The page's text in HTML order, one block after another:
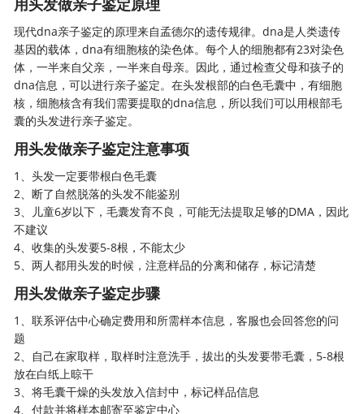
用头发做亲子鉴定原理
现代dna亲子鉴定的原理来自孟德尔的遗传规律。dna是人类遗传
基因的载体，dna有细胞核的染色体。每个人的细胞都有23对染色
体，一半来自父亲，一半来自母亲。因此，通过检查父母和孩子的
dna信息，可以进行亲子鉴定。在头发根部的白色毛囊中，有细胞
核，细胞核含有我们需要提取的dna信息，所以我们可以用根部毛
囊的头发进行亲子鉴定。
用头发做亲子鉴定注意事项
1、头发一定要带根白色毛囊
2、断了自然脱落的头发不能鉴别
3、儿童6岁以下，毛囊发育不良，可能无法提取足够的DMA，因此
不建议
4、收集的头发要5-8根，不能太少
5、两人都用头发的时候，注意样品的分离和储存，标记清楚
用头发做亲子鉴定步骤
1、联系评估中心确定费用和所需样本信息，客服也会回答您的问
题
2、自己在家取样，取样时注意洗手，拔出的头发要带毛囊，5-8根
放在白纸上晾干
3、将毛囊干燥的头发放入信封中，标记样品信息
4、付款并将样本邮寄至鉴定中心